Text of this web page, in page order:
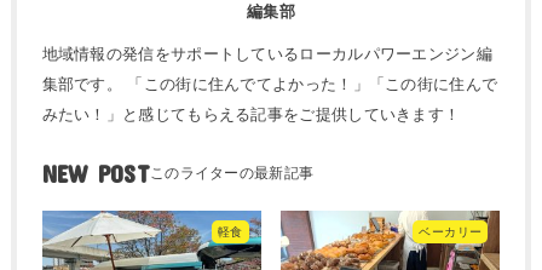
編集部
地域情報の発信をサポートしているローカルパワーエンジン編
集部です。 「この街に住んでてよかった！」「この街に住んで
みたい！」と感じてもらえる記事をご提供していきます！
NEW POST
軽食 ベーカリー